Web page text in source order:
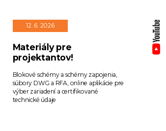
12. 6. 2026
Materiály pre
projektantov!
Blokové schémy a schémy zapojenia,
súbory DWG a RFA, online aplikácie pre
výber zariadení a certifikované
technické údaje